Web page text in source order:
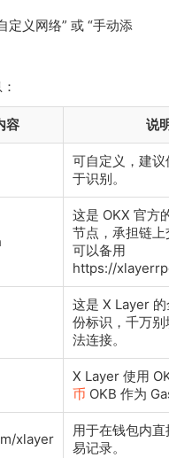
定义网络” 或 “手动添
容 说
可自定义，建
于识别。
这是 OKX 官方
节点，承担链
可以备用
https://
这是 X Layer
份标识，千万
法连接。
X Layer 使用
币 OKB 作为
xlayer
用于在钱包内
易记录。